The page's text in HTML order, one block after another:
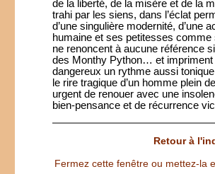
de la liberté, de la misère et de la
trahi par les siens, dans l’éclat
d’une singulière modernité, d’une
humaine et ses petitesses
ne renoncent à aucune référence
des Monthy Python… et impriment
dangereux un rythme aussi
le rire tragique d’un homme plein
urgent de renouer avec une
bien-pensance et de récurrence
Retour à
Fermez cette fenêtre ou mettez-la